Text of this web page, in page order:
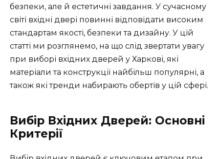
безпеки, але й естетичні завдання. У сучасному
світі вхідні двері повинні відповідати високим
стандартам якості, безпеки та дизайну. У цій
статті ми розглянемо, на що слід звертати увагу
при виборі вхідних дверей у Харкові, які
матеріали та конструкції найбільш популярні, а
також які тренди набирають обертів у цій сфері.
Вибір Вхідних Дверей: Основні
Критерії